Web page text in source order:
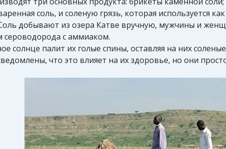
соль, и соленую грязь, которая используется
добывают из озера Катве вручную, мужчины и
сероводорода с аммиаком.
солнце палит их голые спины, оставляя на них
что это влияет на их здоровье, но они